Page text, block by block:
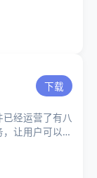
下载
经运营了有八
让用户可以每